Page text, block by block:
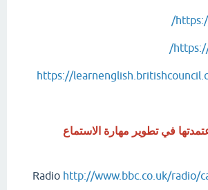
https://
في تطوير مهارة الاستماع
Radio http://www.bbc.co.uk/radio/